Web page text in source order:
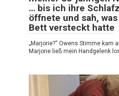
… bis ich ihre
öffnete und sah,
Bett versteckt hatte
„Marjorie?“ Owens Stimme kam
Marjorie ließ mein Handgelenk